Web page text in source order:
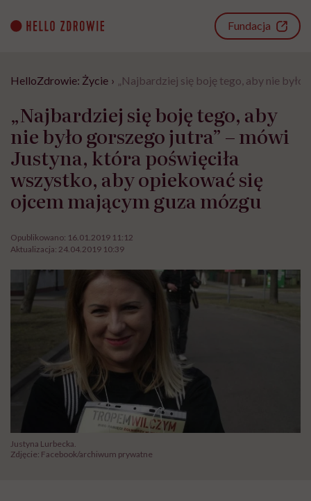
content
Fundacja
HelloZdrowie: Życie › „Najbardziej się boję tego, aby nie
„Najbardziej się boję tego, aby
nie było gorszego jutra” – mówi
Justyna, która poświęciła
wszystko, aby opiekować się
ojcem mającym guza mózgu
Opublikowano: 16.01.2019 11:12
Aktualizacja: 24.04.2019 10:39
Justyna Lurbecka.
Zdjęcie: Facebook/archiwum prywatne